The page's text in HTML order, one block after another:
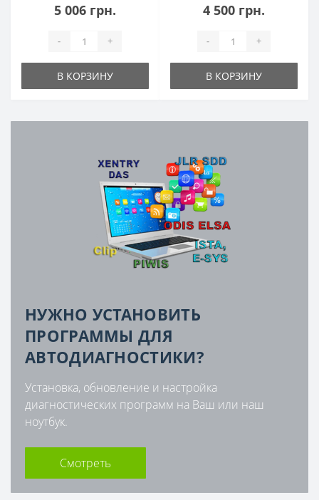
5 006 грн.
- +
В КОРЗИНУ
4 500 грн.
- +
В КОРЗИНУ
НУЖНО УСТАНОВИТЬ
ПРОГРАММЫ ДЛЯ
АВТОДИАГНОСТИКИ?
Установка, обновление и настройка
диагностических программ на Ваш или наш
ноутбук.
Смотреть